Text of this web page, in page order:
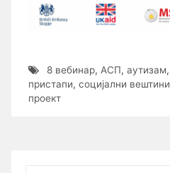
8 вебинар, АСП, аутизам,
пристапи, социјални вештини
проект